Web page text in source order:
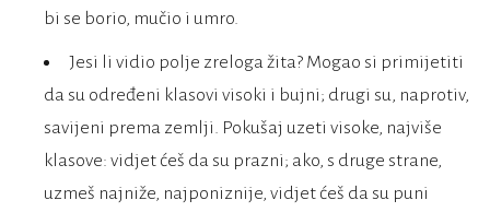
bi se borio, mučio i umro.
Jesi li vidio polje zreloga žita? Mogao si primijetiti
da su određeni klasovi visoki i bujni; drugi su, naprotiv,
savijeni prema zemlji. Pokušaj uzeti visoke, najviše
klasove: vidjet ćeš da su prazni; ako, s druge strane,
uzmeš najniže, najponiznije, vidjet ćeš da su puni